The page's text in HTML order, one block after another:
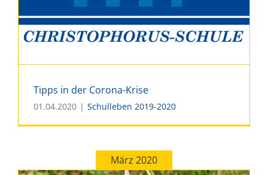
Tipps in der Corona-Krise
Tipps in der Corona-Krise
01.04.2020 | Schulleben 2019-2020
März 2020